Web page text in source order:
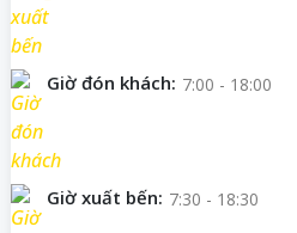
Giờ đón khách: 7:00 - 18:00
Giờ xuất bến: 7:30 - 18:30